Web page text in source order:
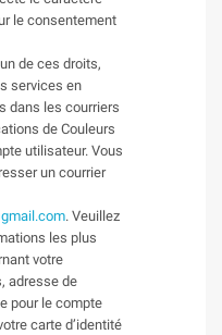
le consentement
de ces droits,
services en
dans les courriers
de Couleurs
utilisateur. Vous
un courrier
. Veuillez
les plus
votre
adresse de
pour le compte
carte d’identité